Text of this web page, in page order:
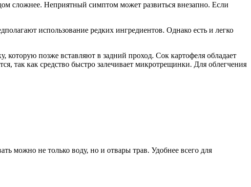
сложнее. Неприятный симптом может развиться внезапно. Если
использование редких ингредиентов. Однако есть и легко
позже вставляют в задний проход. Сок картофеля обладает
так как средство быстро залечивает микротрещинки. Для облегчения
можно не только воду, но и отвары трав. Удобнее всего для